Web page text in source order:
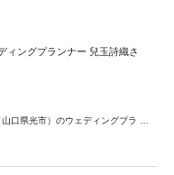
ィングプランナー 兒玉詩織さ
口県光市）のウェディングプラ …